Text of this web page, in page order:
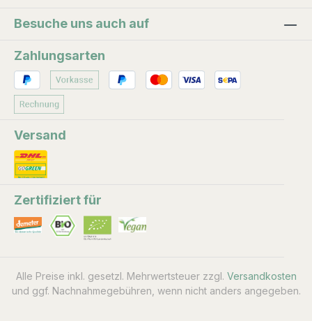
Besuche uns auch auf
Zahlungsarten
Versand
Zertifiziert für
Alle Preise inkl. gesetzl. Mehrwertsteuer zzgl. Versandkosten
und ggf. Nachnahmegebühren, wenn nicht anders angegeben.